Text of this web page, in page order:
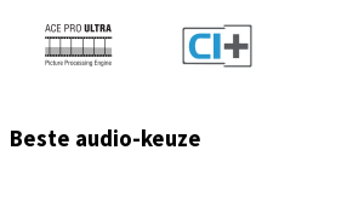
Beste audio-keuze